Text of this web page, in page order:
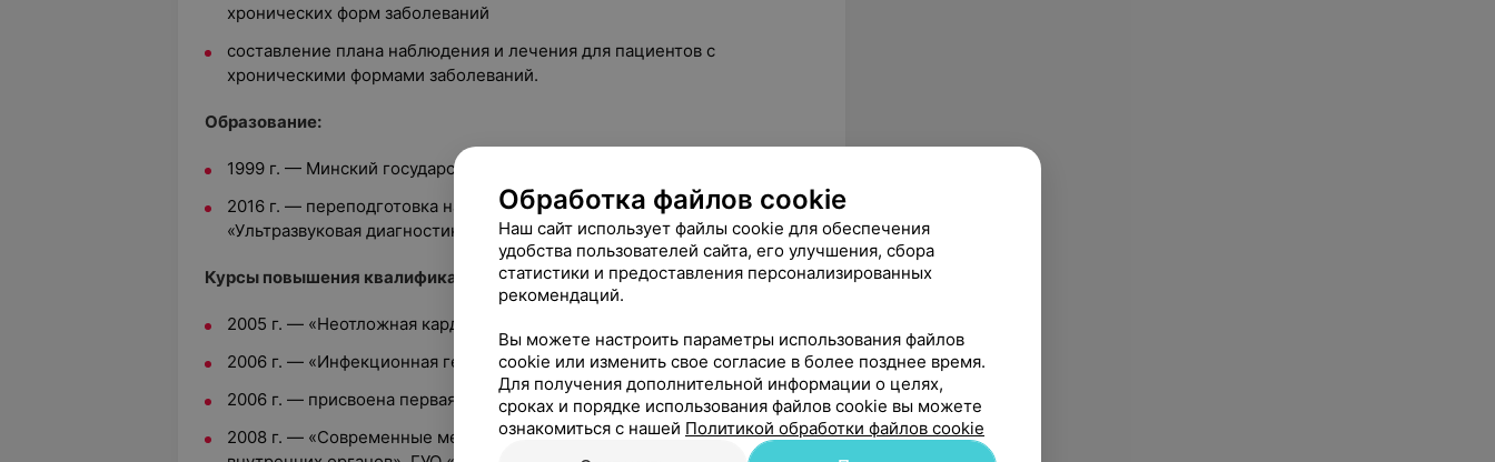
хронических форм заболеваний
составление плана наблюдения и лечения для пациентов с
хроническими формами заболеваний.
Образование:
1999 г. — Минский государственный медицинский институт
2016 г. — переподготовка на уровне высшего образования
«Ультразвуковая диагностика», ГУО «БелМАПО»
Курсы повышения квалификации:
2005 г. — «Неотложная кардиология», ГУО «БелМАПО»
2006 г. — «Инфекционная гепатология», ГУО «БелМАПО»
2006 г. — присвоена первая квалификационная категория
2008 г. — «Современные методы диагностики и лечения заболеваний
Обработка файлов cookie
Наш сайт использует файлы cookie для обеспечения
удобства пользователей сайта, его улучшения, сбора
статистики и предоставления персонализированных
рекомендаций.
Вы можете настроить параметры использования файлов
cookie или изменить свое согласие в более позднее время.
Для получения дополнительной информации о целях,
сроках и порядке использования файлов cookie вы можете
ознакомиться с нашей Политикой обработки файлов cookie